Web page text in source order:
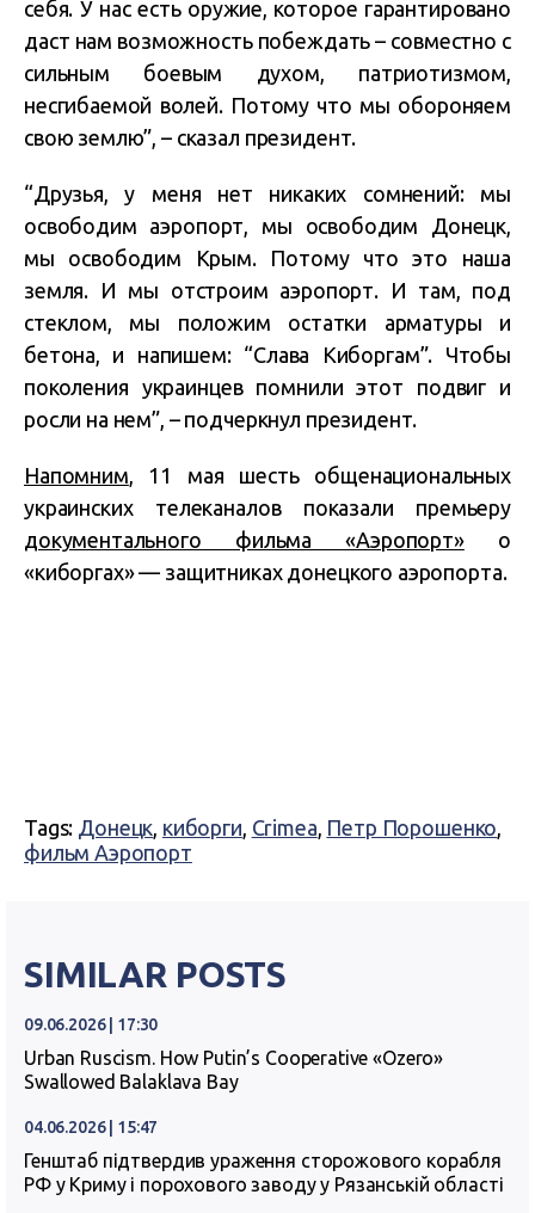
себя. У нас есть оружие, которое гарантировано
даст нам возможность побеждать – совместно с
сильным боевым духом, патриотизмом,
несгибаемой волей. Потому что мы обороняем
свою землю”, – сказал президент.
“Друзья, у меня нет никаких сомнений: мы
освободим аэропорт, мы освободим Донецк,
мы освободим Крым. Потому что это наша
земля. И мы отстроим аэропорт. И там, под
стеклом, мы положим остатки арматуры и
бетона, и напишем: “Слава Киборгам”. Чтобы
поколения украинцев помнили этот подвиг и
росли на нем”, – подчеркнул президент.
Напомним, 11 мая шесть общенациональных
украинских телеканалов показали премьеру
документального фильма «Аэропорт»о
«киборгах» — защитниках донецкого аэропорта.
Tags: Донецк, киборги, Crimea, Петр Порошенко,
фильм Аэропорт
SIMILAR POSTS
09.06.2026 | 17:30
Urban Ruscism. How Putin’s Cooperative «Ozero»
Swallowed Balaklava Bay
04.06.2026 | 15:47
Генштаб підтвердив ураження сторожового корабля
РФ у Криму і порохового заводу у Рязанській області